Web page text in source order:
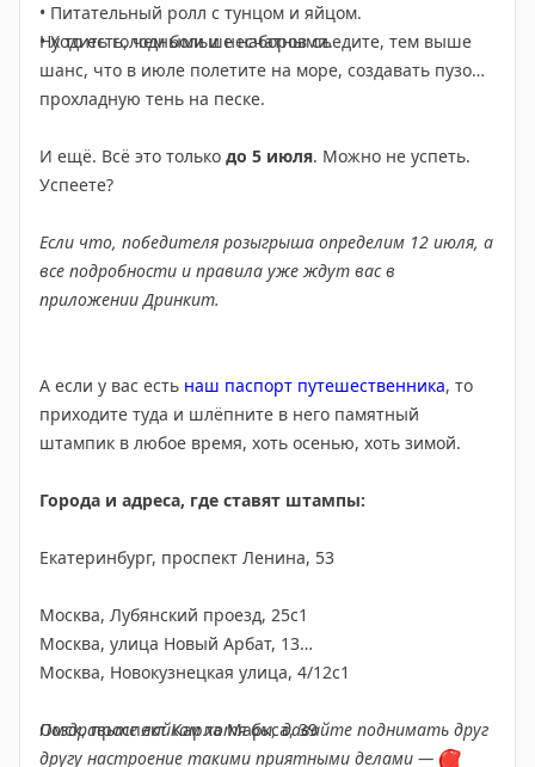
• Питательный ролл с тунцом и яйцом.
• Ходить голодными и несчатными.
Ну то есть, чем больше наборов съедите, тем выше
шанс, что в июле полетите на море, создавать пузом
прохладную тень на песке.
И ещё. Всё это только до 5 июля. Можно не успеть.
Успеете?
Если что, победителя розыгрыша определим 12 июля, а
все подробности и правила уже ждут вас в
приложении Дринкит.
А если у вас есть наш паспорт путешественника, то
приходите туда и шлёпните в него памятный
штампик в любое время, хоть осенью, хоть зимой.
Города и адреса, где ставят штампы:
Екатеринбург, проспект Ленина, 53
Москва, Лубянский проезд, 25с1
Москва, улица Новый Арбат, 13
Москва, Новокузнецкая улица, 4/12с1
Омск, проспект Карла Маркса, 39
Поздравьте лайком хотя бы, давайте поднимать друг
другу настроение такими приятными делами — ❤️